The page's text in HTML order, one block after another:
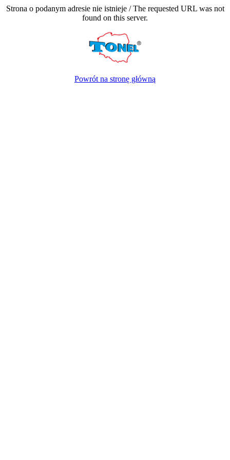
Strona o podanym adresie nie istnieje / The requested URL was not
found on this server.
Powrót na stronę główną